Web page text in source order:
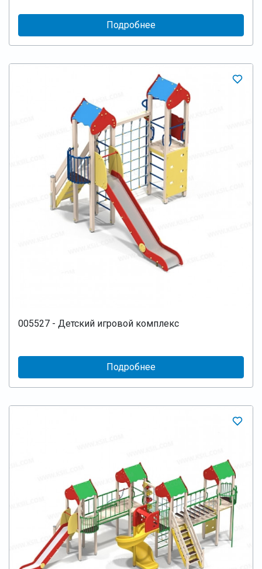
Подробнее
005527 - Детский игровой комплекс
Подробнее